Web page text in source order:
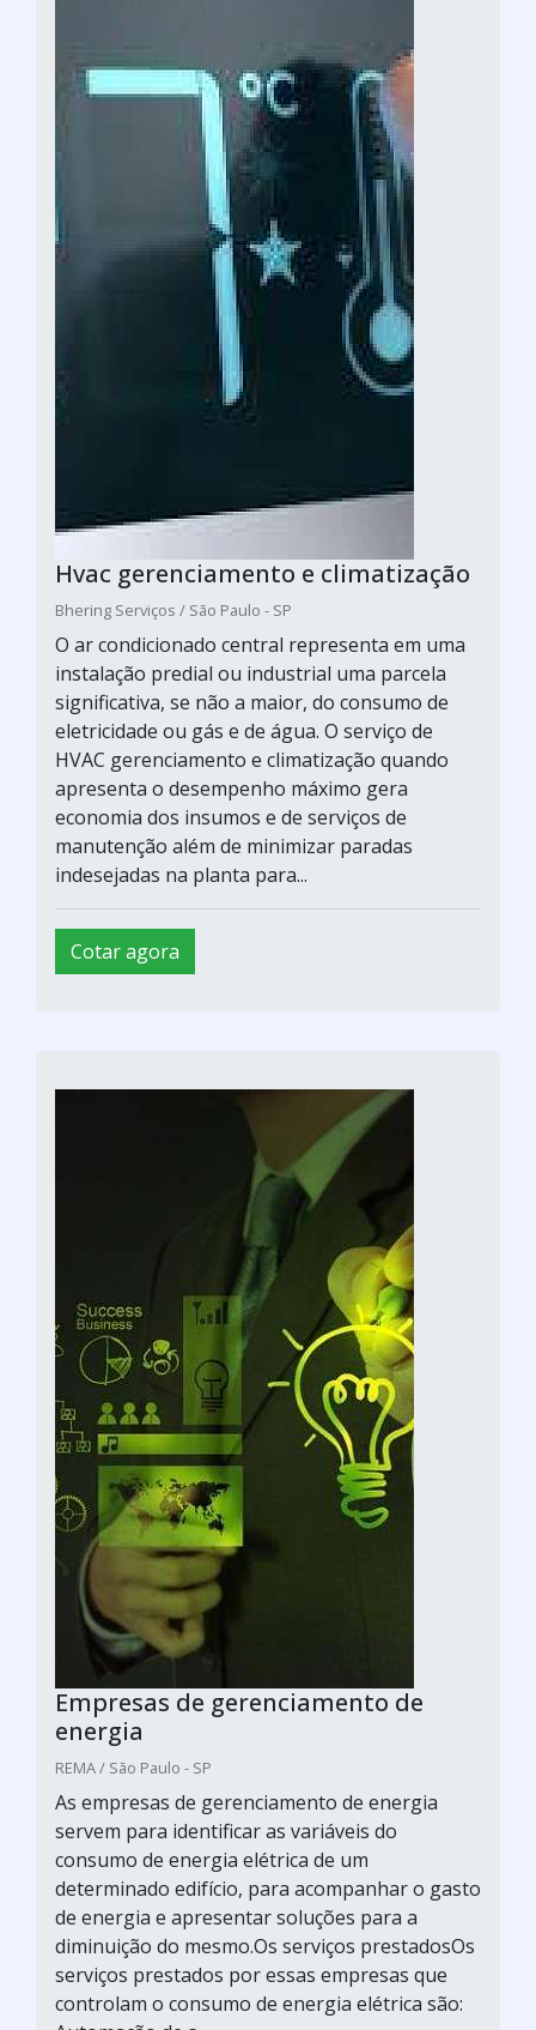
Hvac gerenciamento e climatização
Bhering Serviços / São Paulo - SP
O ar condicionado central representa em uma
instalação predial ou industrial uma parcela
significativa, se não a maior, do consumo de
eletricidade ou gás e de água. O serviço de
HVAC gerenciamento e climatização quando
apresenta o desempenho máximo gera
economia dos insumos e de serviços de
manutenção além de minimizar paradas
indesejadas na planta para...
Cotar agora
Empresas de gerenciamento de
energia
REMA / São Paulo - SP
As empresas de gerenciamento de energia
servem para identificar as variáveis do
consumo de energia elétrica de um
determinado edifício, para acompanhar o gasto
de energia e apresentar soluções para a
diminuição do mesmo.Os serviços prestadosOs
serviços prestados por essas empresas que
controlam o consumo de energia elétrica são: